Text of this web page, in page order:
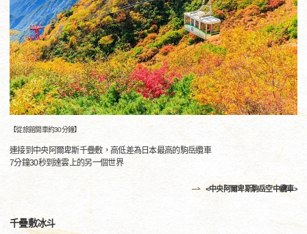
【從旅館開車約30分鐘】
連接到中央阿爾卑斯千疊敷，高低差為日本最高的駒岳纜車
7分鐘30秒到達雲上的另一個世界
<中央阿爾卑斯駒岳空中纜車>
千疊敷冰斗